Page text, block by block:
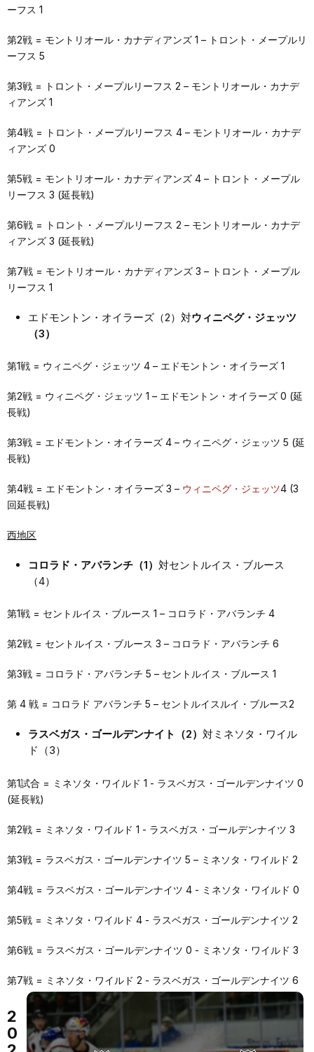
ーフス 1
第2戦 = モントリオール・カナディアンズ 1 – トロント・メープルリ
ーフス 5
第3戦 = トロント・メープルリーフス 2 – モントリオール・カナデ
ィアンズ 1
第4戦 = トロント・メープルリーフス 4 – モントリオール・カナデ
ィアンズ 0
第5戦 = モントリオール・カナディアンズ 4 – トロント・メープル
リーフス 3 (延長戦)
第6戦 = トロント・メープルリーフス 2 – モントリオール・カナデ
ィアンズ 3 (延長戦)
第7戦 = モントリオール・カナディアンズ 3 – トロント・メープル
リーフス 1
エドモントン・オイラーズ（2）対ウィニペグ・ジェッツ
（3）
第1戦 = ウィニペグ・ジェッツ 4 – エドモントン・オイラーズ 1
第2戦 = ウィニペグ・ジェッツ 1 – エドモントン・オイラーズ 0 (延
長戦)
第3戦 = エドモントン・オイラーズ 4 – ウィニペグ・ジェッツ 5 (延
長戦)
第4戦 = エドモントン・オイラーズ 3 – ウィニペグ・ジェッツ4 (3
回延長戦)
西地区
コロラド・アバランチ（1） 対セントルイス・ブルース
（4）
第1戦 = セントルイス・ブルース 1 – コロラド・アバランチ 4
第2戦 = セントルイス・ブルース 3 – コロラド・アバランチ 6
第3戦 = コロラド・アバランチ 5 – セントルイス・ブルース 1
第 4 戦 = コロラド アバランチ 5 – セントルイスルイ・ブルース2
ラスベガス・ゴールデンナイト（2） 対ミネソタ・ワイル
ド（3）
第1試合 = ミネソタ・ワイルド 1 - ラスベガス・ゴールデンナイツ 0
(延長戦)
第2戦 = ミネソタ・ワイルド 1 - ラスベガス・ゴールデンナイツ 3
第3戦 = ラスベガス・ゴールデンナイツ 5 – ミネソタ・ワイルド 2
第4戦 = ラスベガス・ゴールデンナイツ 4 - ミネソタ・ワイルド 0
第5戦 = ミネソタ・ワイルド 4 - ラスベガス・ゴールデンナイツ 2
第6戦 = ラスベガス・ゴールデンナイツ 0 - ミネソタ・ワイルド 3
第7戦 = ミネソタ・ワイルド 2 - ラスベガス・ゴールデンナイツ 6
2
0